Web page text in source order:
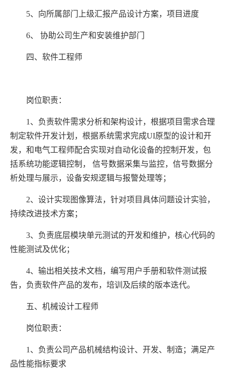
5、向所属部门上级汇报产品设计方案，项目进度
6、 协助公司生产和安装维护部门
四、软件工程师
岗位职责：
1、负责软件需求分析和架构设计，根据项目需求合理
制定软件开发计划，根据系统需求完成UI原型的设计和开
发，和电气工程师配合实现对自动化设备的控制开发，包
括系统功能逻辑控制， 信号数据采集与监控，信号数据分
析处理与展示，设备安规逻辑与报警处理等；
2、设计实现图像算法，针对项目具体问题设计实验，
持续改进技术方案；
3、负责底层模块单元测试的开发和维护，核心代码的
性能测试及优化；
4、输出相关技术文档，编写用户手册和软件测试报
告，负责软件产品的发布，培训及后续的版本迭代。
五、机械设计工程师
岗位职责：
1、负责公司产品机械结构设计、开发、制造；满足产
品性能指标要求